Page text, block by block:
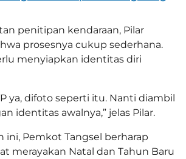
penitipan kendaraan, Pilar
prosesnya cukup sederhana.
menyiapkan identitas diri
ya, difoto seperti itu. Nanti diambil
identitas awalnya,” jelas Pilar.
ini, Pemkot Tangsel berharap
merayakan Natal dan Tahun Baru